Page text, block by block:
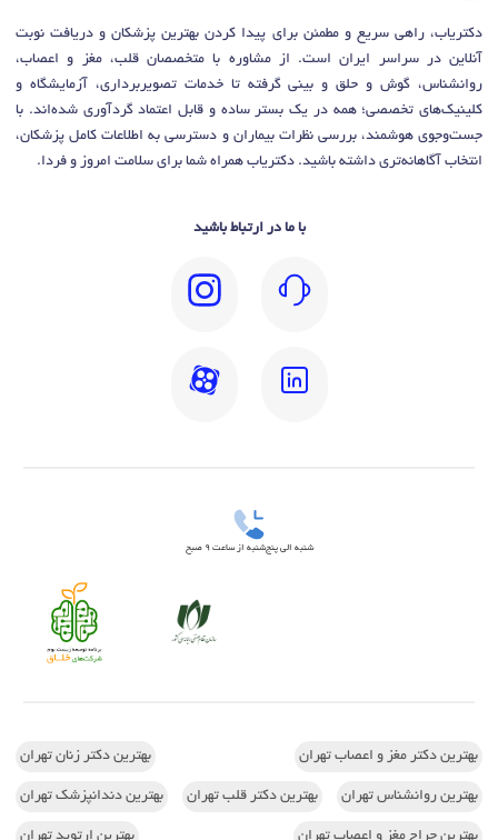
دکتریاب، راهی سریع و مطمئن برای پیدا کردن بهترین پزشکان و دریافت نوبت
آنلاین در سراسر ایران است. از مشاوره با متخصصان قلب، مغز و اعصاب،
روانشناس، گوش و حلق و بینی گرفته تا خدمات تصویربرداری، آزمایشگاه و
کلینیک‌های تخصصی؛ همه در یک بستر ساده و قابل اعتماد گردآوری شده‌اند. با
جست‌وجوی هوشمند، بررسی نظرات بیماران و دسترسی به اطلاعات کامل پزشکان،
انتخاب آگاهانه‌تری داشته باشید. دکتریاب همراه شما برای سلامت امروز و فردا.
با ما در ارتباط باشید
شنبه الی پنج‌شنبه از ساعت 9 صبح
بهترین دکتر مغز و اعصاب تهران بهترین دکتر زنان تهران
بهترین روانشناس تهران بهترین دکتر قلب تهران بهترین دندانپزشک تهران
بهترین جراح مغز و اعصاب تهران بهترین ارتوپد تهران